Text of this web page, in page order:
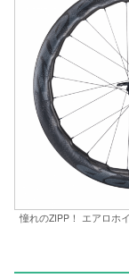
憧れのZIPP！ エアロホ